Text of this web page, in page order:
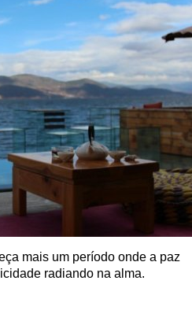
mais um período onde a paz
radiando na alma.